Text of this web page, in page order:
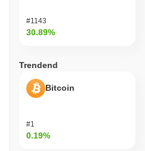
#1143
30.89%
Trendend
Bitcoin
#1
0.19%